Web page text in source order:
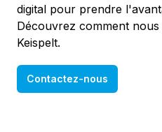
digital pour prendre
Découvrez comment
Keispelt.
Contactez-nous